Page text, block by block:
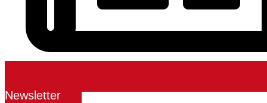
Newsletter